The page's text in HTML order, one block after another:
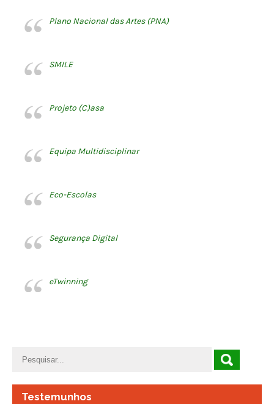
Plano Nacional das Artes (PNA)
SMILE
Projeto (C)asa
Equipa Multidisciplinar
Eco-Escolas
Segurança Digital
eTwinning
Testemunhos